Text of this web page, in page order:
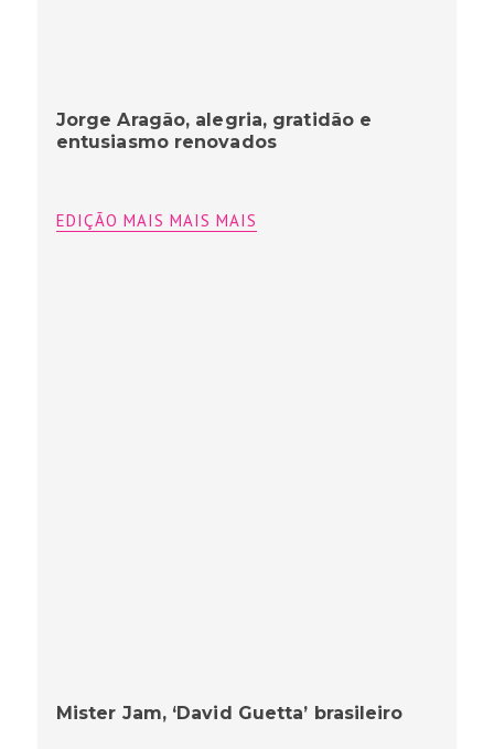
Jorge Aragão, alegria, gratidão e
entusiasmo renovados
EDIÇÃO MAIS MAIS MAIS
Mister Jam, ‘David Guetta’ brasileiro